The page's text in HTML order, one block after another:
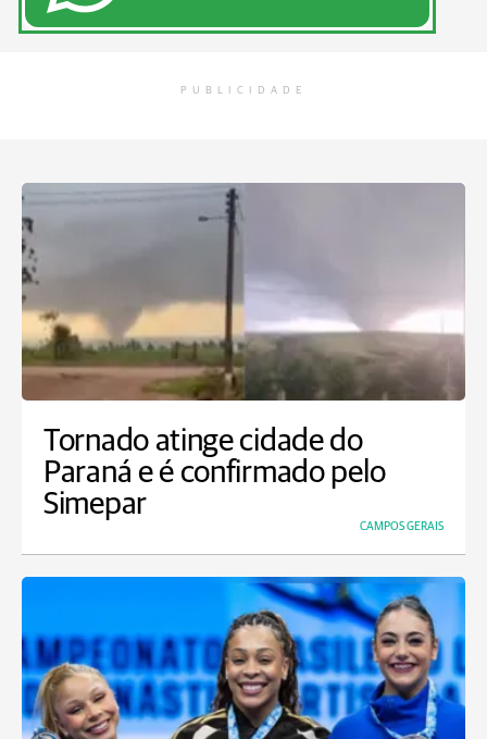
PUBLICIDADE
Tornado atinge cidade do
Paraná e é confirmado pelo
Simepar
CAMPOS GERAIS